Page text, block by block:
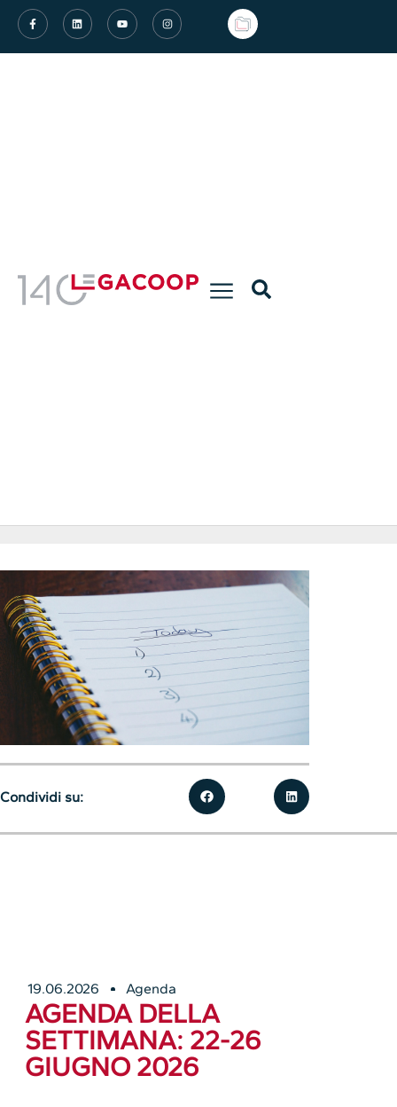
19.06.2026 Agenda
AGENDA DELLA
SETTIMANA: 22-26
GIUGNO 2026
Condividi su: